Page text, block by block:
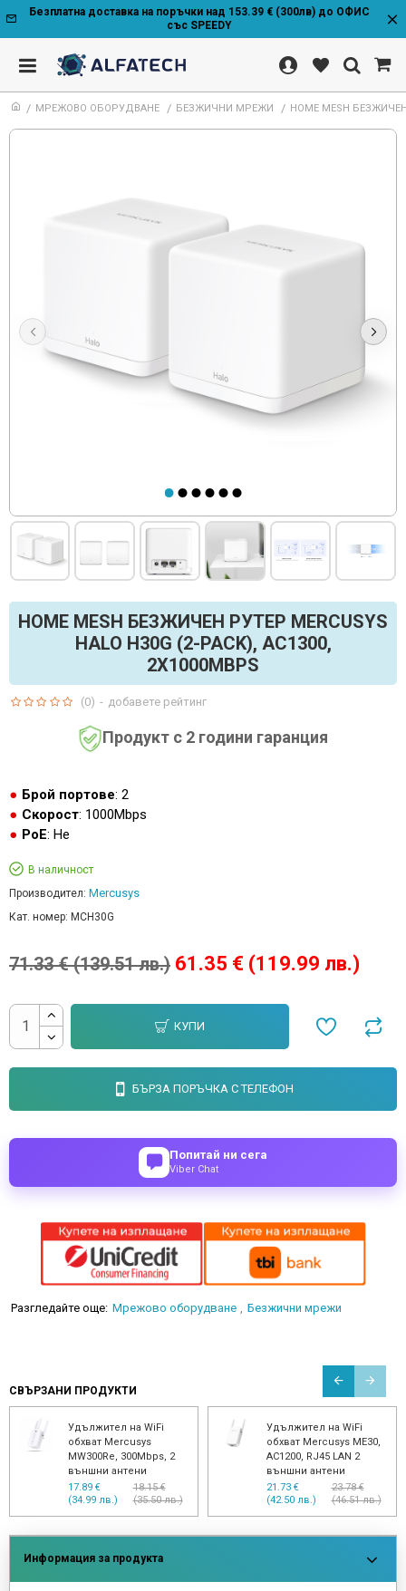
Безплатна доставка на поръчки над 153.39 € (300лв) до ОФИС
със SPEEDY
МРЕЖОВО ОБОРУДВАНЕ БЕЗЖИЧНИ МРЕЖИ HOME MESH БЕЗЖИЧЕН
HOME MESH БЕЗЖИЧЕН РУТЕР MERCUSYS
HALO H30G (2-PACK), AC1300,
2X1000MBPS
Продукт с 2 години гаранция
Брой портове: 2
Скорост: 1000Mbps
PoE: Не
В наличност
Производител: Mercusys
Кат. номер: MCH30G
(0) - добавете рейтинг
61.35 € (119.99 лв.)
71.33 € (139.51 лв.)
КУПИ
БЪРЗА ПОРЪЧКА С ТЕЛЕФОН
Попитай ни сега
Viber Chat
Разгледайте още: Мрежово оборудване Безжични мрежи
СВЪРЗАНИ ПРОДУКТИ
Удължител на WiFi
обхват Mercusys
MW300Re, 300Mbps, 2
външни антени
17.89 €
(34.99 лв.)
18.15 €
(35.50 лв.)
Удължител на WiFi
обхват Mercusys ME30,
AC1200, RJ45 LAN 2
външни антени
21.73 €
(42.50 лв.)
23.78 €
(46.51 лв.)
Информация за продукта